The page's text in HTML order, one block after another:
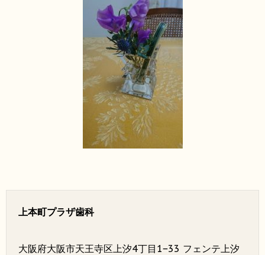
上本町プラザ歯科
大阪府大阪市天王寺区上汐4丁目1−33 フェンテ上汐